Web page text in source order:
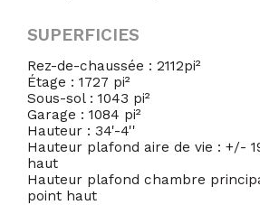
SUPERFICIES
Rez-de-chaussée : 2112pi²
Étage : 1727 pi²
Sous-sol : 1043 pi²
Garage : 1084 pi²
Hauteur : 34'-4''
Hauteur plafond aire de vie : +/-
haut
Hauteur plafond chambre
point haut